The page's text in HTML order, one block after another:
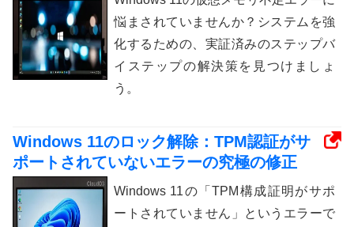
悩まされていませんか？システムを強
化するための、実証済みのステップバ
イステップの解決策を見つけましょ
う。
Windows 11のロック解除：TPM認証がサ
ポートされていないエラーの究極の修正
Windows 11の「TPM構成証明がサポ
ートされていません」というエラーで